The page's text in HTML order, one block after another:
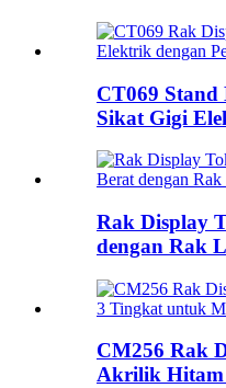
CT069
Sikat Gigi
Rak Display
dengan Rak
CM256 Rak
Akrilik Hitam